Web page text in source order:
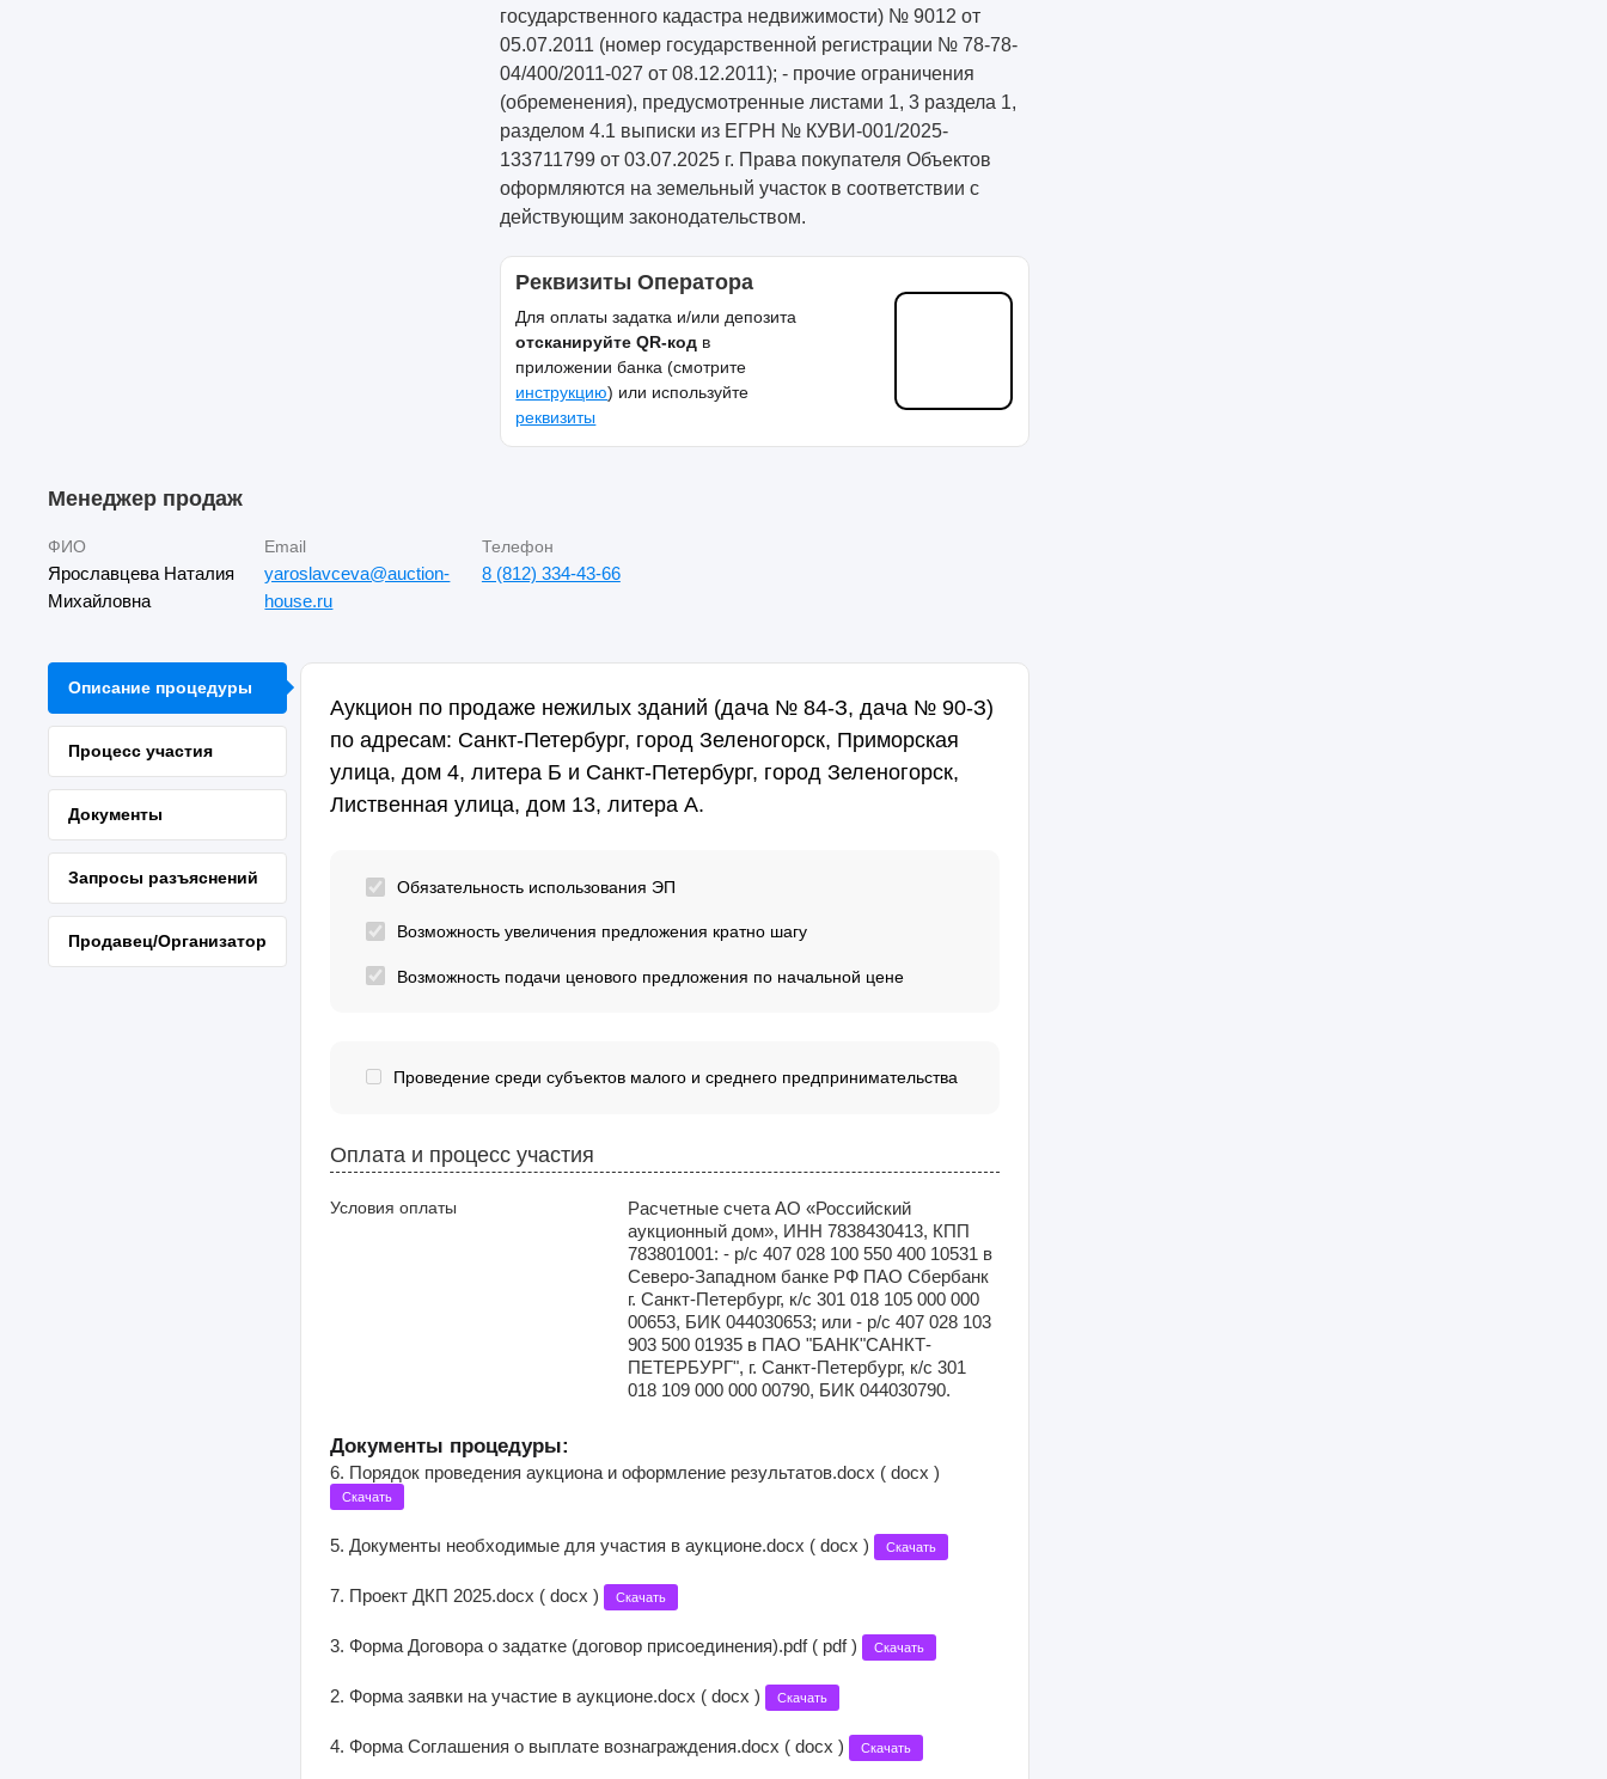
государственного кадастра недвижимости) № 9012 от
05.07.2011 (номер государственной регистрации № 78-78-
04/400/2011-027 от 08.12.2011); - прочие ограничения
(обременения), предусмотренные листами 1, 3 раздела 1,
разделом 4.1 выписки из ЕГРН № КУВИ-001/2025-
133711799 от 03.07.2025 г. Права покупателя Объектов
оформляются на земельный участок в соответствии с
действующим законодательством.
Реквизиты Оператора
Для оплаты задатка и/или депозита
отсканируйте QR-код в
приложении банка (смотрите
инструкцию) или используйте
реквизиты
Менеджер продаж
ФИО
Ярославцева Наталия
Михайловна
Email
yaroslavceva@auction-
house.ru
Телефон
8 (812) 334-43-66
Описание процедуры
Процесс участия
Документы
Запросы разъяснений
Продавец/Организатор
Аукцион по продаже нежилых зданий (дача № 84-З, дача № 90-З)
по адресам: Санкт-Петербург, город Зеленогорск, Приморская
улица, дом 4, литера Б и Санкт-Петербург, город Зеленогорск,
Лиственная улица, дом 13, литера А.
Обязательность использования ЭП
Возможность увеличения предложения кратно шагу
Возможность подачи ценового предложения по начальной цене
Проведение среди субъектов малого и среднего предпринимательства
Оплата и процесс участия
Условия оплаты
Расчетные счета АО «Российский
аукционный дом», ИНН 7838430413, КПП
783801001: - р/с 407 028 100 550 400 10531 в
Северо-Западном банке РФ ПАО Сбербанк
г. Санкт-Петербург, к/с 301 018 105 000 000
00653, БИК 044030653; или - р/с 407 028 103
903 500 01935 в ПАО "БАНК"САНКТ-
ПЕТЕРБУРГ", г. Санкт-Петербург, к/с 301
018 109 000 000 00790, БИК 044030790.
Документы процедуры:
6. Порядок проведения аукциона и оформление результатов.docx ( docx )
Скачать
5. Документы необходимые для участия в аукционе.docx ( docx ) Скачать
7. Проект ДКП 2025.docx ( docx ) Скачать
3. Форма Договора о задатке (договор присоединения).pdf ( pdf ) Скачать
2. Форма заявки на участие в аукционе.docx ( docx ) Скачать
4. Форма Соглашения о выплате вознаграждения.docx ( docx ) Скачать